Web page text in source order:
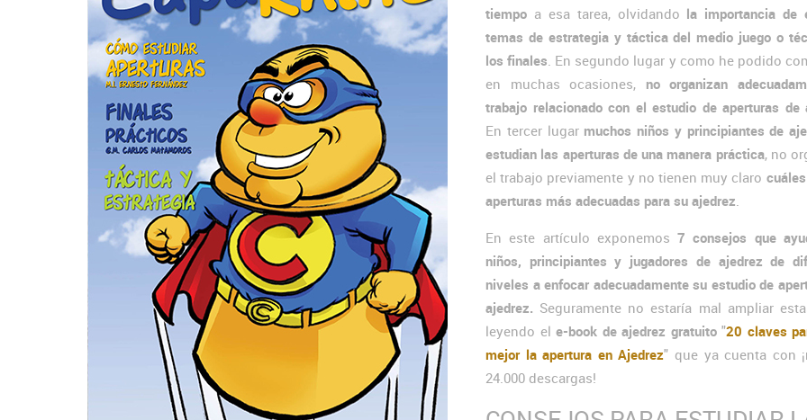
tiempo a esa tarea, olvidando la importancia de
temas de estrategia y táctica del medio juego o
los finales. En segundo lugar y como he podido
en muchas ocasiones, no organizan
trabajo relacionado con el estudio de aperturas de
En tercer lugar muchos niños y principiantes de
estudian las aperturas de una manera práctica, no
el trabajo previamente y no tienen muy claro
aperturas más adecuadas para su ajedrez.
En este artículo exponemos 7 consejos que
niños, principiantes y jugadores de ajedrez de
niveles a enfocar adecuadamente su estudio de
ajedrez. Seguramente no estaría mal ampliar
leyendo ele-book de ajedrez gratuito"20 claves
mejor la apertura en Ajedrez" que ya cuenta con
24.000 descargas!